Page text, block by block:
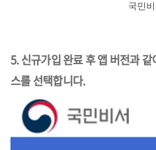
국민
5. 신규가입 완료 후 앱 버전과
스를 선택합니다.